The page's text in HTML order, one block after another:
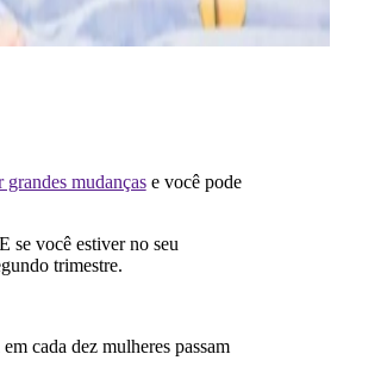
grandes mudançase você pode
se você estiver no seu
trimestre.
cada dez mulheres passam